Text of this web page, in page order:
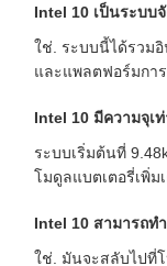
Intel 10 เป็นระบบ
ใช่. ระบบนี้ได้รวมอิ
และแพลตฟอร์มกา
Intel 10 มีความจุเ
ระบบเริ่มต้นที่
โมดูลแบตเตอรี่เพิ่ม
Intel 10 สามารถท
ใช่. มันจะสลับไปที่